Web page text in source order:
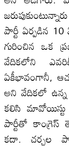
పార్టీ ఏర్పడిన
గురించిన ఒక
వేదికలోని
ఏకీభావంగానీ,
అని వేదికలో ఉన్న
కలిసి మావోయిస్టు
పార్టీతో కాంగ్రెస్‌
కదా. చర్చల